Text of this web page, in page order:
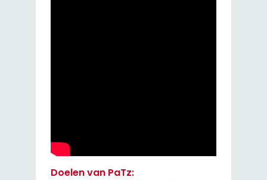
Doelen van PaTz: